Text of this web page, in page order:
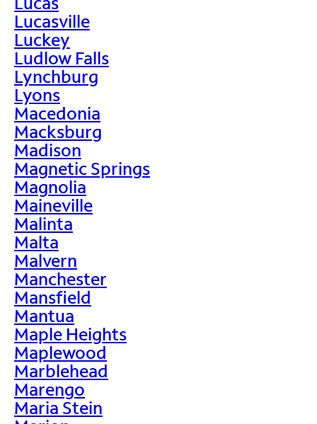
Lucasville
Luckey
Ludlow Falls
Lynchburg
Lyons
Macedonia
Macksburg
Madison
Magnetic Springs
Magnolia
Maineville
Malinta
Malta
Malvern
Manchester
Mansfield
Mantua
Maple Heights
Maplewood
Marblehead
Marengo
Maria Stein